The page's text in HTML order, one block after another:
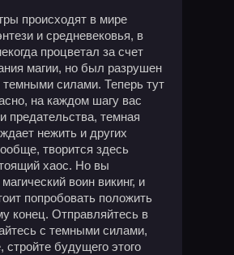
происходят в мире
и средневековья, в
процветал за счет
магии, но был разрушен
темными силами. Теперь тут
на каждом шагу вас
предательства, темная
нежить и других
творится здесь
хаос. Но вы
воин викинг, и
попробовать положить
конец. Отправляйтесь в
с темными силами,
стройте будущего этого